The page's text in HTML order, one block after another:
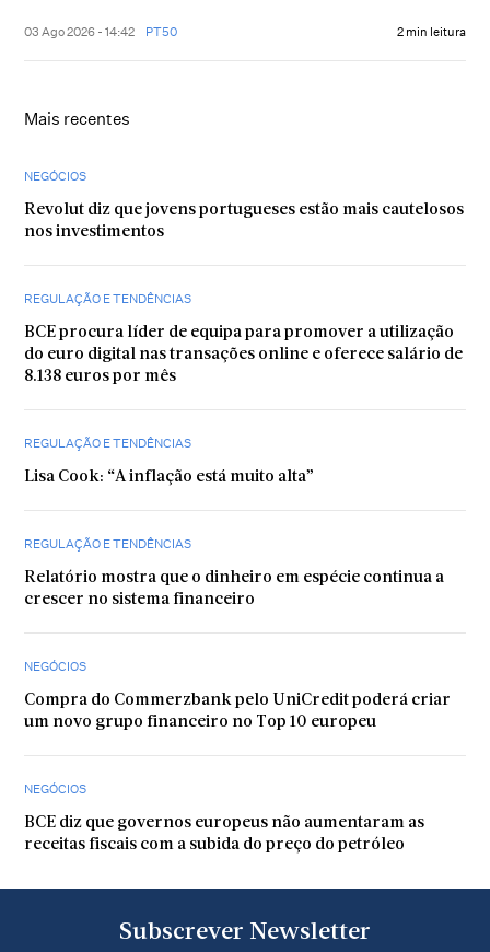
03 Ago 2026 - 14:42 PT50 2 min leitura
Mais recentes
NEGÓCIOS
Revolut diz que jovens portugueses estão mais cautelosos
nos investimentos
REGULAÇÃO E TENDÊNCIAS
BCE procura líder de equipa para promover a utilização
do euro digital nas transações online e oferece salário de
8.138 euros por mês
REGULAÇÃO E TENDÊNCIAS
Lisa Cook: “A inflação está muito alta”
REGULAÇÃO E TENDÊNCIAS
Relatório mostra que o dinheiro em espécie continua a
crescer no sistema financeiro
NEGÓCIOS
Compra do Commerzbank pelo UniCredit poderá criar
um novo grupo financeiro no Top 10 europeu
NEGÓCIOS
BCE diz que governos europeus não aumentaram as
receitas fiscais com a subida do preço do petróleo
Subscrever Newsletter